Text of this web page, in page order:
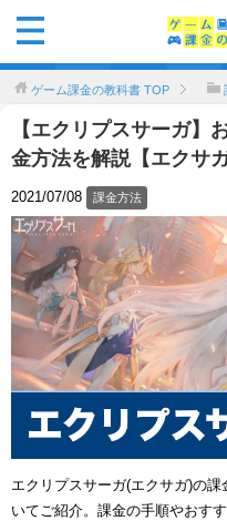
ゲーム課金の教科書 TOP
【エクリプスサーガ】
金方法を解説【エクサガ
2021/07/08 課金方法
エクリプスサーガ(エクサガ)の
いてご紹介。課金の手順やおす